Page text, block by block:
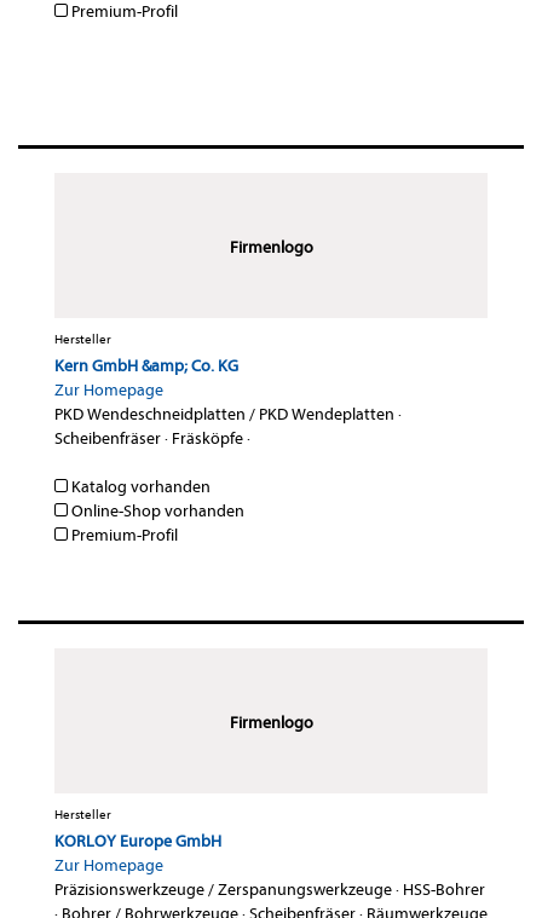
Premium-Profil
Firmenlogo
Hersteller
Kern GmbH &amp; Co. KG
Zur Homepage
PKD Wendeschneidplatten / PKD Wendeplatten ·
Scheibenfräser· Fräsköpfe·
Katalog vorhanden
Online-Shop vorhanden
Premium-Profil
Firmenlogo
Hersteller
KORLOY Europe GmbH
Zur Homepage
Präzisionswerkzeuge / Zerspanungswerkzeuge· HSS-Bohrer